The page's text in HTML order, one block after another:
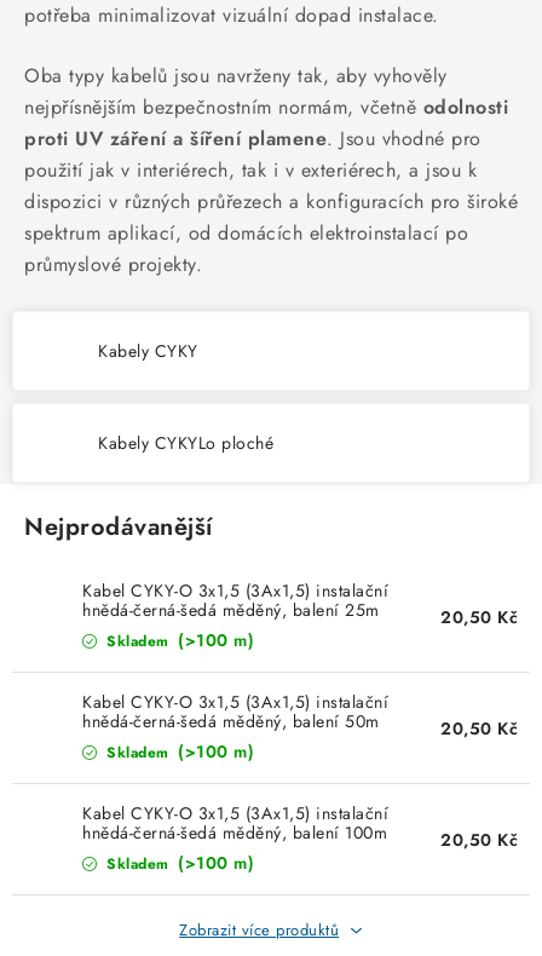
CHYTRÁ DOMÁCNOST
SVÍTIDLA domovní
LED osvětlení
SVÍTIDLA technická
VÁNOCE
OSVĚTLENÍ
Otevírací doba výdejny
Obchodní podmínky
Ochrana osobních údajů
Moje objednávka
potřeba minimalizovat vizuální dopad instalace.
Oba typy kabelů jsou navrženy tak, aby vyhověly
nejpřísnějším bezpečnostním normám, včetně odolnosti
proti UV záření a šíření plamene. Jsou vhodné pro
použití jak v interiérech, tak i v exteriérech, a jsou k
dispozici v různých průřezech a konfiguracích pro široké
spektrum aplikací, od domácích elektroinstalací po
průmyslové projekty.
Kabely CYKY
Kabely CYKYLo ploché
Nejprodávanější
Kabel CYKY-O 3x1,5 (3Ax1,5) instalační
hnědá-černá-šedá měděný, balení 25m
Skladem (>100 m)
20,50 Kč
Kabel CYKY-O 3x1,5 (3Ax1,5) instalační
hnědá-černá-šedá měděný, balení 50m
Skladem (>100 m)
20,50 Kč
Kabel CYKY-O 3x1,5 (3Ax1,5) instalační
hnědá-černá-šedá měděný, balení 100m
Skladem (>100 m)
20,50 Kč
Zobrazit více produktů